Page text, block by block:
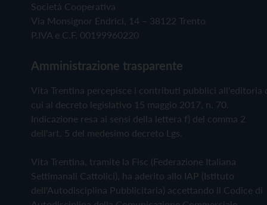
Società Cooperativa
Via Monsignor Endrici, 14 – 38122 Trento
P.IVA e C.F. 00199960220
Amministrazione trasparente
Vita Trentina percepisce i contributi pubblici all'editoria
cui al decreto legislativo 15 maggio 2017, n. 70.
Indicazione resa ai sensi della lettera f) del comma 2
dell'art. 5 del medesimo decreto Lgs.
Vita Trentina, tramite la Fisc (Federazione Italiana
Settimanali Cattolici), ha aderito allo IAP (Istituto
dell'Autodisciplina Pubblicitaria) accettando il Codice di